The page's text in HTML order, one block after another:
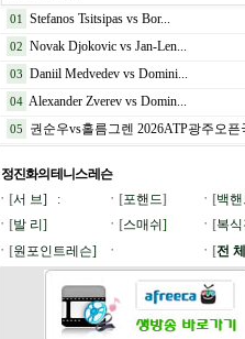
01 Stefanos Tsitsipas vs Bor...
02 Novak Djokovic vs Jan-Len...
03 Daniil Medvedev vs Domini...
04 Alexander Zverev vs Domin...
05 권순우vs홀름그렌 2026ATP광주오픈
정진화의 테니스레슨
ㆍ[서 브] : ㆍ[포핸드] ㆍ[백핸
ㆍ[발 리 ] ㆍ[스매쉬 ] ㆍ[복식
ㆍ[원포인트레슨] ㆍ ㆍ[전 체